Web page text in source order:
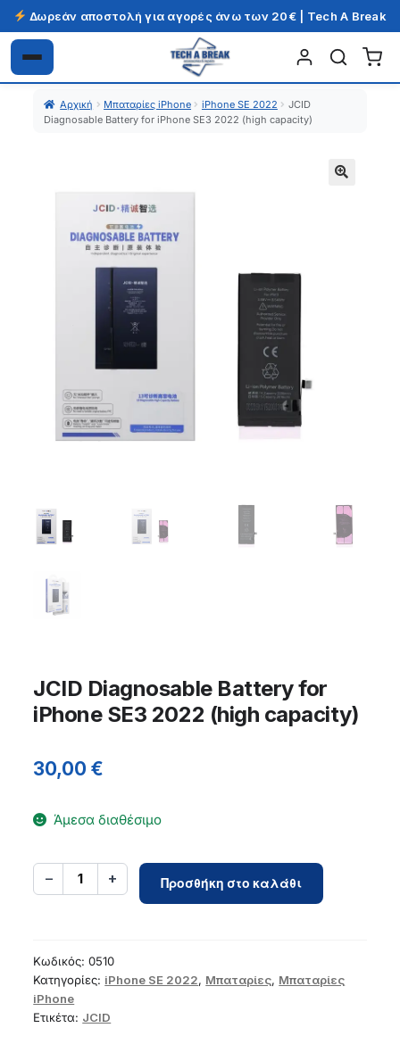
Δωρεάν αποστολή για αγορές άνω των 20€ | Tech A Break
Απευθείας
μετάβαση
πλοήγηση
Μετάβαση
σε
περιεχόμενο
Αρχική Μπαταρίες iPhone iPhone SE 2022
JCID
Diagnosable Battery for iPhone SE3 2022 (high capacity)
JCID Diagnosable Battery for
iPhone SE3 2022 (high capacity)
30,00€
Άμεσα διαθέσιμο
− 1 +
JCID
Diagnosable
SE3
Προσθήκη στο καλάθι
Κωδικός:0510
Κατηγορίες: iPhone SE 2022, Μπαταρίες, Μπαταρίες
iPhone
Ετικέτα: JCID